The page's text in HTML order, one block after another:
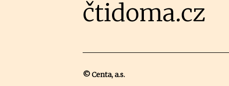
čtidoma.cz
© Centa, a.s.